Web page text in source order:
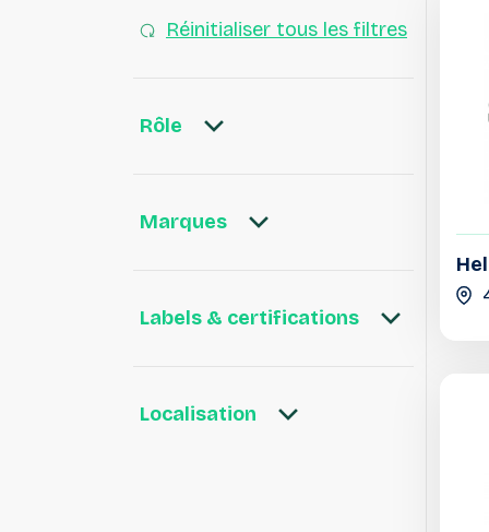
Réinitialiser tous les filtres
Rôle
Marques
Labels & certifications
Localisation